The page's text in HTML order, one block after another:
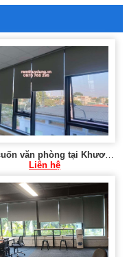
Rèm cuốn văn phòng tại Khương Đình, Thanh Xuân
Liên hệ